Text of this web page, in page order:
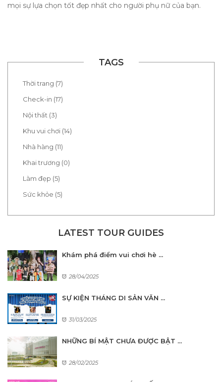
mọi sự lựa chọn tốt đẹp nhất cho người phụ nữ của bạn.
TAGS
Thời trang (7)
Check-in (17)
Nội thất (3)
Khu vui chơi (14)
Nhà hàng (11)
Khai trương (0)
Làm đẹp (5)
Sức khỏe (5)
LATEST TOUR GUIDES
Khám phá điểm vui chơi hè ...
28/04/2025
SỰ KIỆN THÁNG DI SẢN VĂN ...
31/03/2025
NHỮNG BÍ MẬT CHƯA ĐƯỢC BẬT ...
28/02/2025